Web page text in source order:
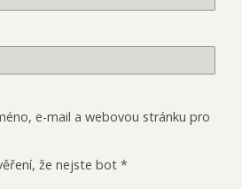
e-mail a webovou stránku pro
že nejste bot *